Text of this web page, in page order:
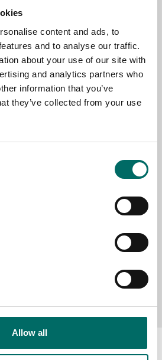
content and ads, to
and to analyse our traffic.
about your use of our site with
and analytics partners who
information that you’ve
they’ve collected from your use
Allow all